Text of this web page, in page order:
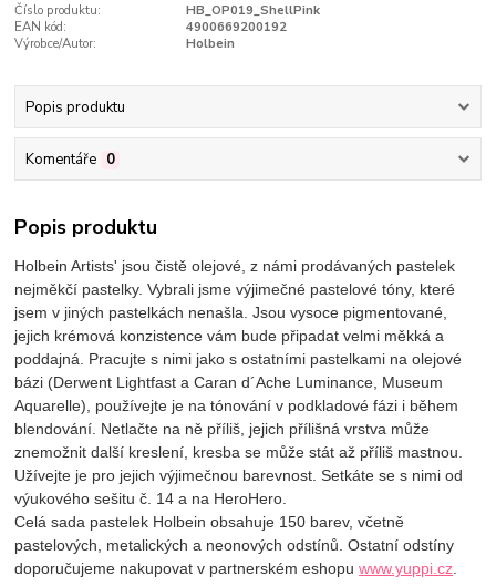
Číslo produktu:
HB_OP019_ShellPink
EAN kód:
4900669200192
Výrobce/Autor:
Holbein
Popis produktu
Komentáře 0
Popis produktu
Holbein Artists' jsou čistě olejové, z námi prodávaných pastelek
nejměkčí pastelky. Vybrali jsme výjimečné pastelové tóny, které
jsem v jiných pastelkách nenašla. Jsou vysoce pigmentované,
jejich krémová konzistence vám bude připadat velmi měkká a
poddajná. Pracujte s nimi jako s ostatními pastelkami na olejové
bázi (Derwent Lightfast a Caran d´Ache Luminance, Museum
Aquarelle), používejte je na tónování v podkladové fázi i během
blendování. Netlačte na ně příliš, jejich přílišná vrstva může
znemožnit další kreslení, kresba se může stát až příliš mastnou.
Užívejte je pro jejich výjimečnou barevnost. Setkáte se s nimi od
výukového sešitu č. 14 a na HeroHero.
Celá sada pastelek Holbein obsahuje 150 barev, včetně
pastelových, metalických a neonových odstínů. Ostatní odstíny
doporučujeme nakupovat v partnerském eshopuwww.yuppi.cz